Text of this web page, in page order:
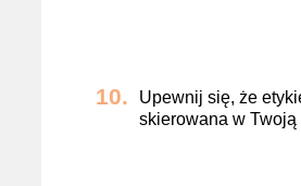
Upewnij się, że
skierowana w